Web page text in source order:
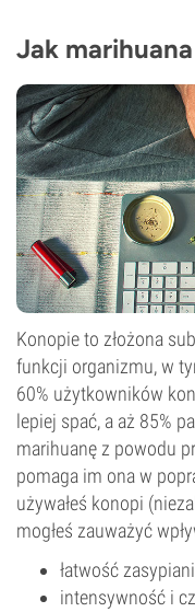
Jak
Konopie to złożona
funkcji organizmu, w
60% użytkowników
lepiej spać, a aż 85%
marihuanę z powodu
pomaga im ona w
używałeś konopi
mogłeś zauważyć
łatwość
intensywność i